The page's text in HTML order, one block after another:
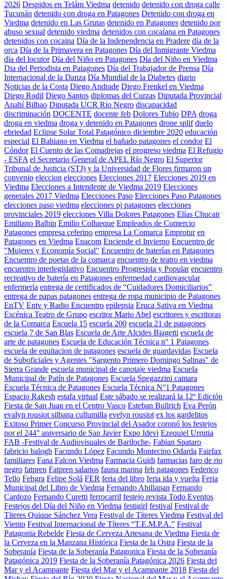
2026 Despidos en Telám Viedma detenido detenido con droga calle
Tucunán detenido con droga en Patagones Detenido con droga en
Viedma detenido en Las Grutas detenido en Patagones detenido por
abuso sexual detenido viedma detenidos con cocaíana en Patagones
detenidos con cocaina Día de la Independencia en Pradere día de la
orca Día de la Primavera en Patagones Día del Inmigrante Viedma
día del locutor Día del Niño en Patagones Día del Niño en Viedma
Dia del Periodista en Patagones Día del Trabajador de Prensa Día
Internacional de la Danza Día Mundial de la Diabetes diario
Noticias de la Costa Diego Andrade Diego Frenkel en Viedma
Diego Rodil Diego Santos diplomas del Curzas Diputada Provincial
Anahí Bilbao Diputada UCR Rio Negro discapacidad
discriminación DOCENTE docente feb Dolores Tubio DPA droga
droga en viedma droga y detenido en Patagones drone splif duelo
ebriedad Eclipse Solar Total Patagónico diciembre 2020 educación
especial El Bahiano en Viedma el bañado patagones el condor El
Cóndor El Cuento de las Comadrejas el progreso viedma El Refugio
- ESFA el Secretario General de APEL Río Negro El Superior
Tribunal de Justicia (STJ) y la Universidad de Flores firmaron un
convenio eleccion elecciones Elecciones 2017 Elecciones 2019 en
Viedma Elecciones a Intendente de Viedma 2019 Elecciones
generales 2017 Viedma Elecciones Paso Elecciones Paso Patagones
elecciones paso viedma elecciones pj patagones elecciones
provinciales 2019 elecciones Villa Dolores Patagones Elías Chucair
Emiliano Balbin Emilio Collueque Empleados de Comercio
Patagones empresa ceferino empresa La Comarca Emprotur en
Patagones en Viedma Enacom Enciende el Invierno Encuentro de
"Mujeres y Economía Social" Encuentro de baterías en Patagones
Encuentro de poetas de la comarca encuentro de teatro en viedma
encuentro interlegislativo Encuentro Progresista y Popular encuentro
recreativo de batería en Patagones enfermedad cardiovascular
enfermería entrega de certificados de “Cuidadores Domiciliarios”
entrega de papas patagones entrega de ropa municipio de Patagones
EnTV Entv y Radio Encuentro epilepsia Eruca Sativa en Viedma
Escénica Teatro de Grupo escritor Mario Abel escritores y escritoras
de la Comarca Escuela 15 escuela 200 escuela 21 de patagones
escuela 7 de San Blas Escuela de Arte Alcides Biagetti escuela de
arte de patagones Escuela de Educación Técnica n° 1 Patagones
escuela de equitacion de patagones escuela de guardavidas Escuela
de Suboficiales y Agentes "Sargento Primero Domingo Salinas" de
Sierra Grande escuela municipal de canotaje viedma Escuela
Municipal de Patín de Patagones Escuela Spegazzini camara
Escuela Técnica de Patagones Escuela Técnica N°1 Patagones
Espacio Rakesh estafa virtual Este sábado se realizará la 12º Edición
Fiesta de San Juan en el Centro Vasco Esteban Bullrich Eva Perón
evalyn rousiot silbana cullumilla evelyn rousiot ex los gardelitos
Exitoso Primer Concurso Provincial del Asador coronó los festejos
por el 244° aniversario de San Javier Expo Idevi Ezequiel Urrutia
FAB -Festival de Audiovisuales de Bariloche- Fabian Spataro
fabricio balogh Facundo López Facundo Montecino Odarda Fairfax
familiares Fana Falcon Viedma Farmacia Guidi farmacias faro de rio
negro fatpren Fatpren salarios fauna marina feb patagones Federico
Tello Fehgra Felipe Solá FER feria del libro feria ida y vuelta Feria
Municipal del Libro de Viedma Fernando Ahillapan Fernando
Cardozo Fernando Curetti ferrocarril festejo revista Todo Eventos
Festejos del Día del Niño en Viedma festigirl festival Festival de
Títeres Quique Sánchez Vera Festival de Títeres Viedma Festival del
Viento Festival Internacional de Títeres “T.E.M.P.A.” Festival
Patagonia Rebelde Fiesta de Cerveza Artesana de Viedma Fiesta de
la Cerveza en la Manzana Histórica Fiesta de la Ostra Fiesta de la
Soberanía Fiesta de la Soberanía Patagonica Fiesta de la Soberanía
Patagónica 2019 Fiesta de la Soberanía Patagónica 2026 Fiesta del
Mar y el Acampante Fiesta del Mar y el Acampante 2018 Fiesta del